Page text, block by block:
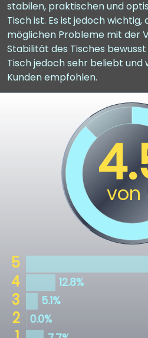
stabilen, praktischen und
Tisch ist. Es ist jedoch wichtig,
möglichen Probleme mit der
Stabilität des Tisches
Tisch jedoch sehr beliebt und
Kunden empfohlen.